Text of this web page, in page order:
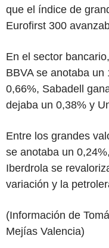
que el índice de
Eurofirst 300
En el sector
BBVA se anotaba
0,66%, Sabadell
dejaba un 0,38% y
Entre los grandes
se anotaba un
Iberdrola se
variación y la
(Información de
Mejías Valencia)